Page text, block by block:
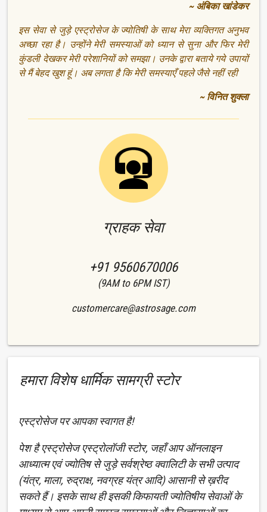
~ अंबिका खांडेकर
इस सेवा से जुड़े एस्ट्रोसेज के ज्योतिषी के साथ मेरा व्यक्तिगत अनुभव
अच्छा रहा है। उन्होंने मेरी समस्याओं को ध्यान से सुना और फिर मेरी
कुंडली देखकर मेरी परेशानियों को समझा। उनके द्वारा बताये गये उपायों
से मैं बेहद खुश हूं। अब लगता है कि मेरी समस्याएँ पहले जैसे नहीं रही
~ विनित शुक्ला
ग्राहक सेवा
+91 9560670006
(9AM to 6PM IST)
customercare@astrosage.com
हमारा विशेष धार्मिक सामग्री स्टोर
एस्ट्रोसेज पर आपका स्वागत है!
पेश है एस्ट्रोसेज एस्ट्रोलॉजी स्टोर, जहाँ आप ऑनलाइन
आध्यात्म एवं ज्योतिष से जुड़े सर्वश्रेष्ठ क्वालिटी के सभी उत्पाद
(यंत्र, माला, रुद्राक्ष, नवग्रह यंत्र आदि) आसानी से ख़रीद
सकते हैं। इसके साथ ही इसकी किफायती ज्योतिषीय सेवाओं के